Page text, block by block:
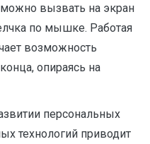
вызвать на экран
по мышке. Работая
возможность
опираясь на
персональных
технологий приводит